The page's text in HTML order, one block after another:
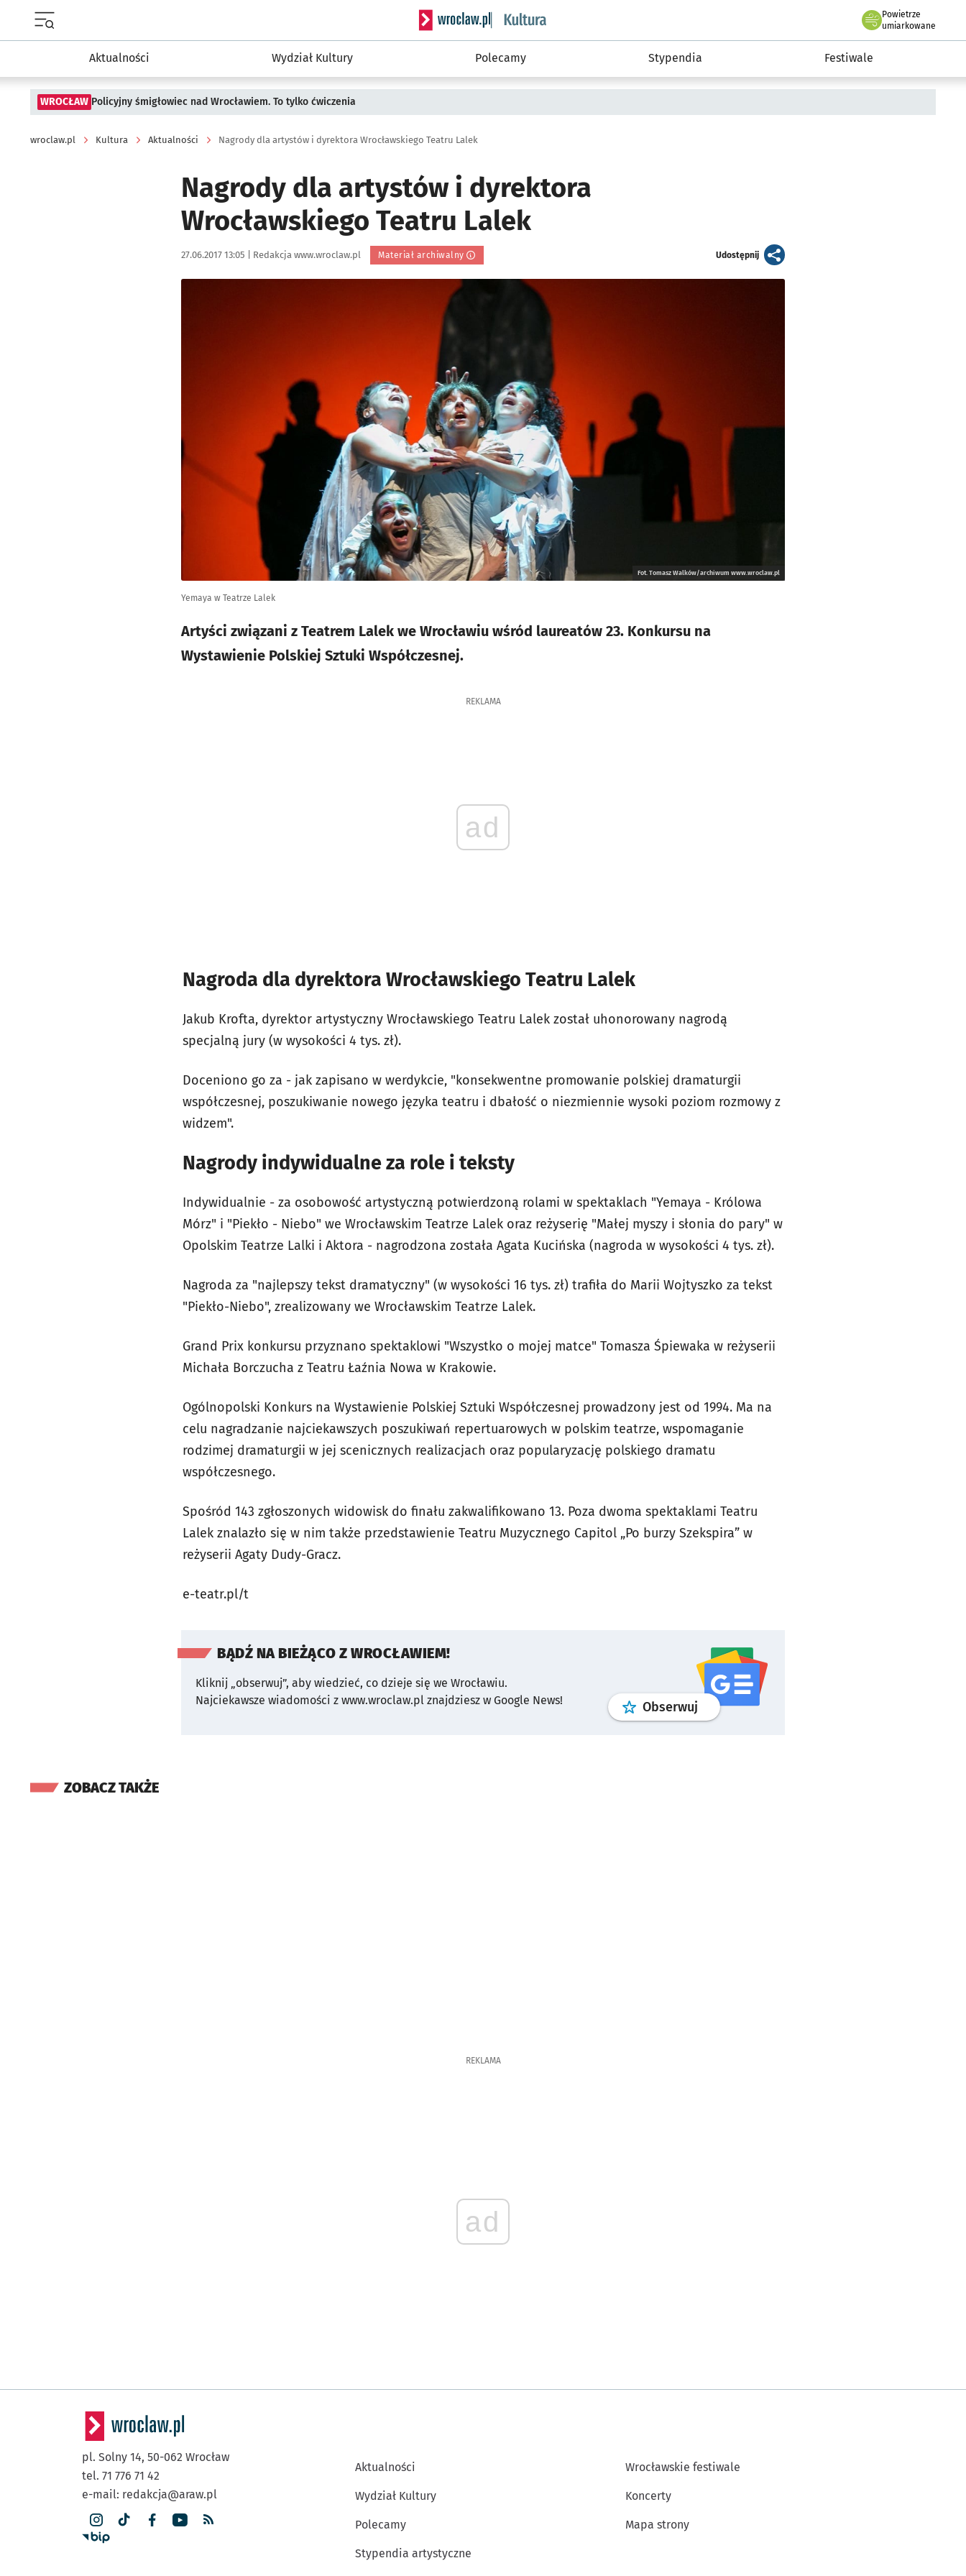
Serwis informacyjny wroclaw.pl podserwis: Kultura
Powietrze
we Wrocławiu
umiarkowane
Aktualności Wydział Kultury Polecamy Stypendia Festiwale
WROCŁAW Policyjny śmigłowiec nad Wrocławiem. To tylko ćwiczenia
wroclaw.pl Kultura Aktualności Nagrody dla artystów i dyrektora Wrocławskiego Teatru Lalek
Nagrody dla artystów i dyrektora
Wrocławskiego Teatru Lalek
Data publikacji:
27.06.2017 13:05 | Autor:
Redakcja www.wroclaw.pl Materiał archiwalny Udostępnijartykuł
Fot. Tomasz Walków/archiwum www.wroclaw.pl
Yemaya w Teatrze Lalek
Artyści związani z Teatrem Lalek we Wrocławiu wśród laureatów 23. Konkursu na
Wystawienie Polskiej Sztuki Współczesnej.
REKLAMA
ad
Nagroda dla dyrektora Wrocławskiego Teatru Lalek
Jakub Krofta, dyrektor artystyczny Wrocławskiego Teatru Lalek został uhonorowany nagrodą
specjalną jury (w wysokości 4 tys. zł).
Doceniono go za - jak zapisano w werdykcie, "konsekwentne promowanie polskiej dramaturgii
współczesnej, poszukiwanie nowego języka teatru i dbałość o niezmiennie wysoki poziom rozmowy z
widzem".
Nagrody indywidualne za role i teksty
Indywidualnie - za osobowość artystyczną potwierdzoną rolami w spektaklach "Yemaya - Królowa
Mórz" i "Piekło - Niebo" we Wrocławskim Teatrze Lalek oraz reżyserię "Małej myszy i słonia do pary" w
Opolskim Teatrze Lalki i Aktora - nagrodzona została Agata Kucińska (nagroda w wysokości 4 tys. zł).
Nagroda za "najlepszy tekst dramatyczny" (w wysokości 16 tys. zł) trafiła do Marii Wojtyszko za tekst
"Piekło-Niebo", zrealizowany we Wrocławskim Teatrze Lalek.
Grand Prix konkursu przyznano spektaklowi "Wszystko o mojej matce" Tomasza Śpiewaka w reżyserii
Michała Borczucha z Teatru Łaźnia Nowa w Krakowie.
Ogólnopolski Konkurs na Wystawienie Polskiej Sztuki Współczesnej prowadzony jest od 1994. Ma na
celu nagradzanie najciekawszych poszukiwań repertuarowych w polskim teatrze, wspomaganie
rodzimej dramaturgii w jej scenicznych realizacjach oraz popularyzację polskiego dramatu
współczesnego.
Spośród 143 zgłoszonych widowisk do finału zakwalifikowano 13. Poza dwoma spektaklami Teatru
Lalek znalazło się w nim także przedstawienie Teatru Muzycznego Capitol „Po burzy Szekspira” w
reżyserii Agaty Dudy-Gracz.
e-teatr.pl/t
BĄDŹ NA BIEŻĄCO Z WROCŁAWIEM!
Kliknij „obserwuj”, aby wiedzieć, co dzieje się we Wrocławiu.
Najciekawsze wiadomości z www.wroclaw.pl znajdziesz w Google News!
Obserwuj profilgoogle news
ZOBACZ TAKŻE
REKLAMA
ad
pl. Solny 14, 50-062 Wrocław
tel. 71 776 71 42
e-mail: redakcja@araw.pl
Aktualności
Wydział Kultury
Polecamy
Stypendia artystyczne
Wrocławskie festiwale
Koncerty
Mapa strony